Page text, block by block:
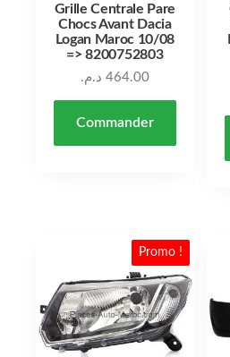
Grille Centrale Pare
Chocs Avant Dacia
Logan Maroc 10/08
=> 8200752803
464.00 د.م.
Commander
Promo !